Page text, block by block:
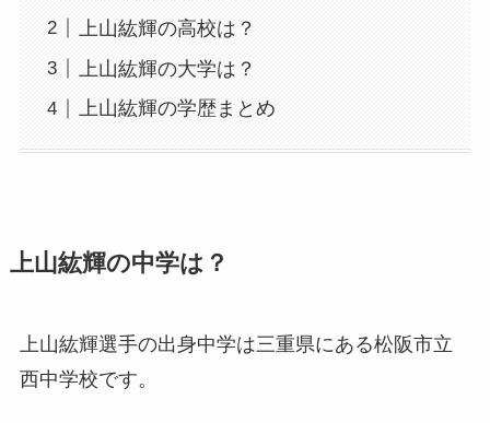
上山紘輝の高校は？
上山紘輝の大学は？
上山紘輝の学歴まとめ
上山紘輝の中学は？
上山紘輝選手の出身中学は三重県にある松阪市立
西中学校です。